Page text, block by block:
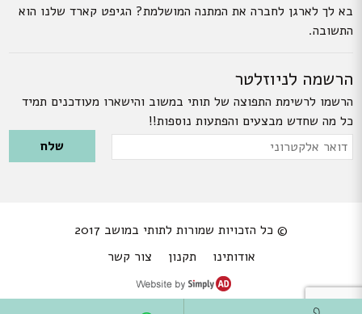
בא לך לארגן לחברה את המתנה המושלמת? הגיפט קארד שלנו הוא
התשובה.
הרשמה לניוזלטר
הרשמו לרשימת התפוצה של תותי במשוב והישארו מעודכנים תמיד
כל מה שחדש מבצעים והפתעות נוספות!!
Please leave this field empty.
דואר
© כל הזכויות שמורות לתותי במושב 2017
אודותינו
תקנון צור קשר